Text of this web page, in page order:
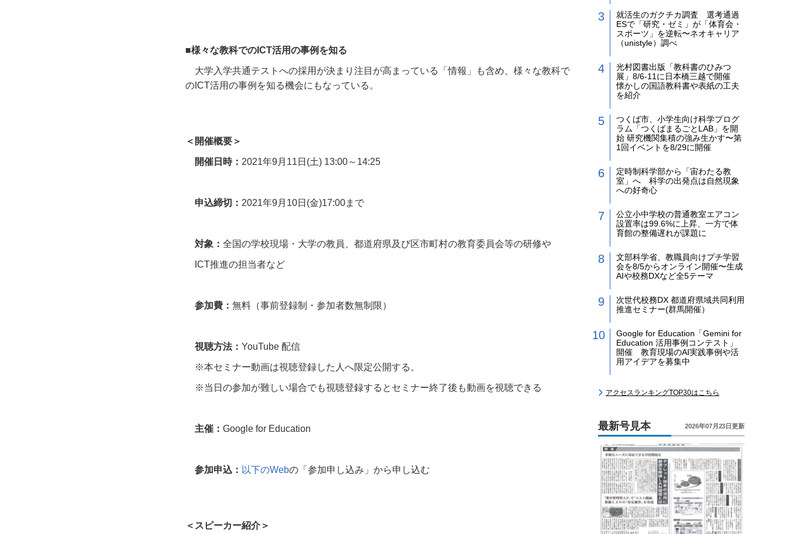
■様々な教科でのICT活用の事例を知る
大学入学共通テストへの採用が決まり注目が高まっている「情報」も含め、様々な教科で
の ICT活用の事例を知る機会にもなっている。
＜開催概要＞
開催日時： 2021年9月 11 日 (土) 13:00～ 14:25
申込締切： 2021年9月 10日 (金)17:00まで
対象： 全国の学校現場・大学の教員、都道府県及び区市町村の教育委員会等の研修や
ICT推進の担当者など
参加費： 無料（事前登録制・参加者数無制限）
視聴方法： YouTube 配信
※本セミナー動画は視聴登録した人へ限定公開する。
※当日の参加が難しい場合でも視聴登録するとセミナー終了後も動画を視聴できる
主催： Google for Education
参加申込： 以下のWebの「参加申し込み」から申し込む
＜スピーカー紹介＞
就活生のガクチカ調査 選考通過
ESで「研究・ゼミ」が「体育会・
スポーツ」を逆転〜ネオキャリア
（unistyle）調べ
光村図書出版「教科書のひみつ
展」8/6-11に日本橋三越で開催
懐かしの国語教科書や表紙の工夫
を紹介
つくば市、小学生向け科学プログ
ラム「つくばまるごとLAB」を開
始 研究機関集積の強み生かす〜第
1回イベントを8/29に開催
定時制科学部から「宙わたる教
室」へ 科学の出発点は自然現象
への好奇心
公立小中学校の普通教室エアコン
設置率は99.6%に上昇、一方で体
育館の整備遅れが課題に
文部科学省、教職員向けプチ学習
会を8/5からオンライン開催〜生成
AIや校務DXなど全5テーマ
次世代校務DX 都道府県域共同利用
推進セミナー(群馬開催）
Google for Education「Gemini for
Education 活用事例コンテスト」
開催 教育現場のAI実践事例や活
用アイデアを募集中
アクセスランキングTOP30はこちら
最新号見本 2026年07月23日更新